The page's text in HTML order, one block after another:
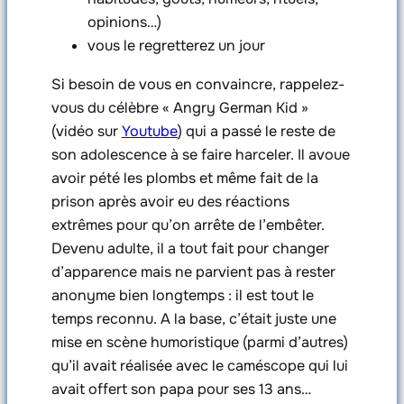
opinions…)
vous le regretterez un jour
Si besoin de vous en convaincre, rappelez-
vous du célèbre « Angry German Kid »
(vidéo surYoutube) qui a passé le reste de
son adolescence à se faire harceler. Il avoue
avoir pété les plombs et même fait de la
prison après avoir eu des réactions
extrêmes pour qu’on arrête de l’embêter.
Devenu adulte, il a tout fait pour changer
d’apparence mais ne parvient pas à rester
anonyme bien longtemps : il est tout le
temps reconnu. A la base, c’était juste une
mise en scène humoristique (parmi d’autres)
qu’il avait réalisée avec le caméscope qui lui
avait offert son papa pour ses 13 ans…